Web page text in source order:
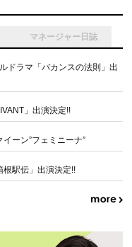
マネージャー日誌
ドラマ「バカンスの法則」出
」出演決定!!
イーン”フェミニーナ”
根駅伝」出演決定!!